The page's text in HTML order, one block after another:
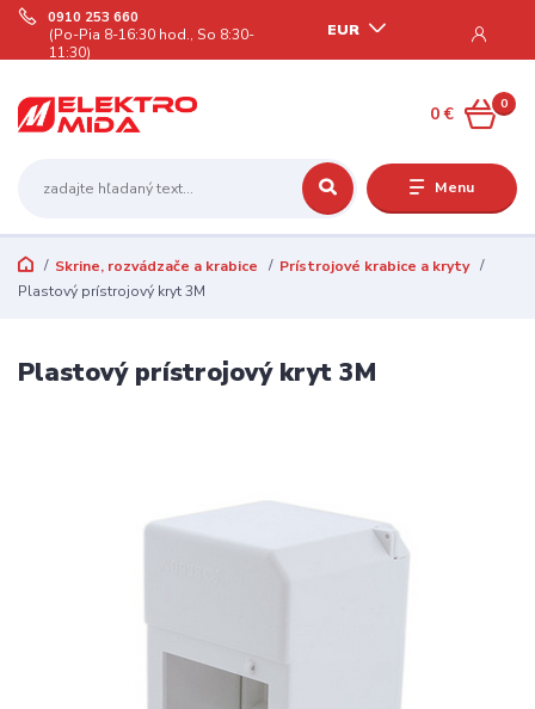
Menu
EUR
0910 253 660
(Po-Pia 8-16:30 hod., So 8:30-
11:30)
0
0 €
Skrine, rozvádzače a krabice
Prístrojové krabice a kryty
Plastový prístrojový kryt 3M
Plastový prístrojový kryt 3M